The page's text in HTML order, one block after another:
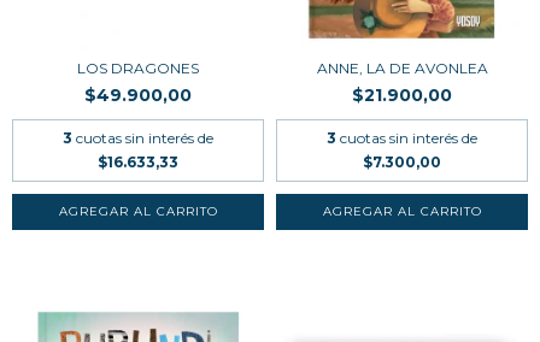
LOS DRAGONES
$49.900,00
3 cuotas sin interés de
$16.633,33
ANNE, LA DE AVONLEA
$21.900,00
3 cuotas sin interés de
$7.300,00